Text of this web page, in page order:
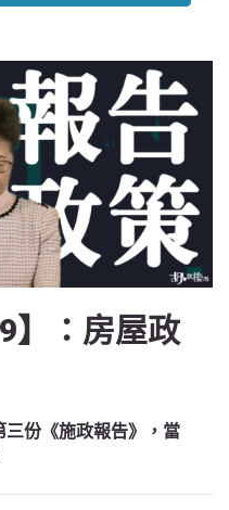
】：房屋政
份《施政報告》，當